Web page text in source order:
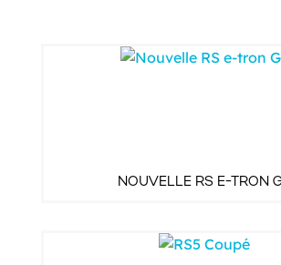
NOUVELLE RS E-TRON